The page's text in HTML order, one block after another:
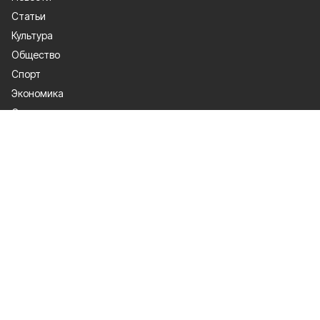
Статьи
Культура
Общество
Спорт
Экономика
Спецпроекты